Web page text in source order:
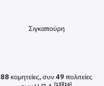
Σιγκαπούρη
88 κομητείες, συν 49 πολιτείες
[15][16]